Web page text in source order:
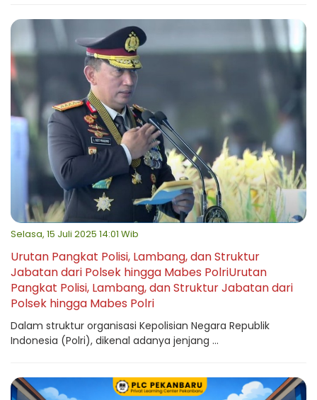
Selasa, 15 Juli 2025 14:01 Wib
Urutan Pangkat Polisi, Lambang, dan Struktur
Jabatan dari Polsek hingga Mabes PolriUrutan
Pangkat Polisi, Lambang, dan Struktur Jabatan dari
Polsek hingga Mabes Polri
Dalam struktur organisasi Kepolisian Negara Republik
Indonesia (Polri), dikenal adanya jenjang ...